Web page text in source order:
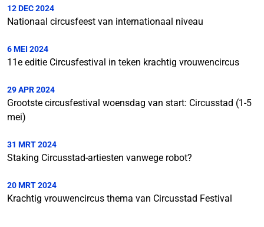
12 DEC 2024
Nationaal circusfeest van internationaal niveau
6 MEI 2024
11e editie Circusfestival in teken krachtig vrouwencircus
29 APR 2024
Grootste circusfestival woensdag van start: Circusstad (1-5
mei)
31 MRT 2024
Staking Circusstad-artiesten vanwege robot?
20 MRT 2024
Krachtig vrouwencircus thema van Circusstad Festival